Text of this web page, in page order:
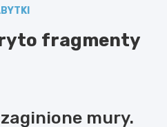
fragmenty
mury.